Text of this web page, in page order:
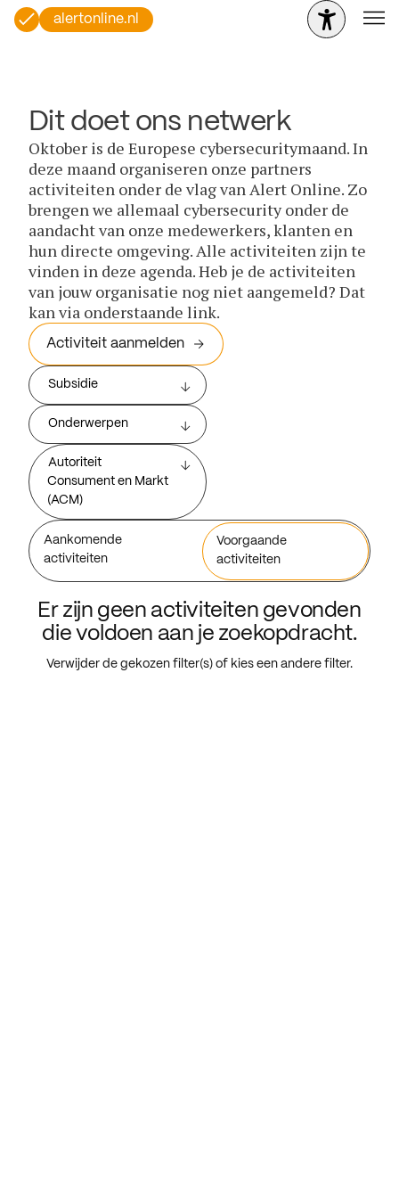
alertonline.nl
Dit doet ons netwerk
Oktober is de Europese cybersecuritymaand. In
deze maand organiseren onze partners
activiteiten onder de vlag van Alert Online. Zo
brengen we allemaal cybersecurity onder de
aandacht van onze medewerkers, klanten en
hun directe omgeving. Alle activiteiten zijn te
vinden in deze agenda. Heb je de activiteiten
van jouw organisatie nog niet aangemeld? Dat
kan via onderstaande link.
Activiteit aanmelden
Subsidie
Onderwerpen
Autoriteit
Consument en Markt
(ACM)
Aankomende
activiteiten
Voorgaande
activiteiten
Er zijn geen activiteiten gevonden
die voldoen aan je zoekopdracht.
Verwijder de gekozen filter(s) of kies een andere filter.